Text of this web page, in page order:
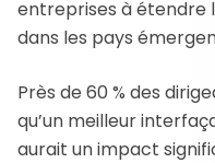
entreprises à étendre
dans les pays
Près de 60 % des
qu’un meilleur
aurait un impact